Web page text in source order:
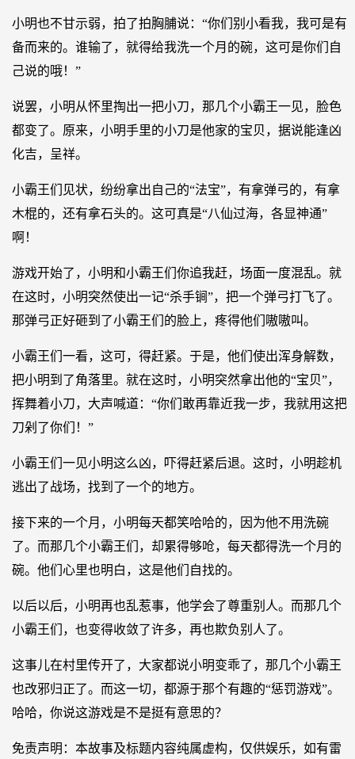
小明也不甘示弱，拍了拍胸脯说：“你们别小看我，我可是有
备而来的。谁输了，就得给我洗一个月的碗，这可是你们自
己说的哦！”
说罢，小明从怀里掏出一把小刀，那几个小霸王一见，脸色
都变了。原来，小明手里的小刀是他家的宝贝，据说能逢凶
化吉，呈祥。
小霸王们见状，纷纷拿出自己的“法宝”，有拿弹弓的，有拿
木棍的，还有拿石头的。这可真是“八仙过海，各显神通”
啊！
游戏开始了，小明和小霸王们你追我赶，场面一度混乱。就
在这时，小明突然使出一记“杀手锏”，把一个弹弓打飞了。
那弹弓正好砸到了小霸王们的脸上，疼得他们嗷嗷叫。
小霸王们一看，这可，得赶紧。于是，他们使出浑身解数，
把小明到了角落里。就在这时，小明突然拿出他的“宝贝”，
挥舞着小刀，大声喊道：“你们敢再靠近我一步，我就用这把
刀剁了你们！”
小霸王们一见小明这么凶，吓得赶紧后退。这时，小明趁机
逃出了战场，找到了一个的地方。
接下来的一个月，小明每天都笑哈哈的，因为他不用洗碗
了。而那几个小霸王们，却累得够呛，每天都得洗一个月的
碗。他们心里也明白，这是他们自找的。
以后以后，小明再也乱惹事，他学会了尊重别人。而那几个
小霸王们，也变得收敛了许多，再也欺负别人了。
这事儿在村里传开了，大家都说小明变乖了，那几个小霸王
也改邪归正了。而这一切，都源于那个有趣的“惩罚游戏”。
哈哈，你说这游戏是不是挺有意思的？
免责声明：本故事及标题内容纯属虚构，仅供娱乐，如有雷